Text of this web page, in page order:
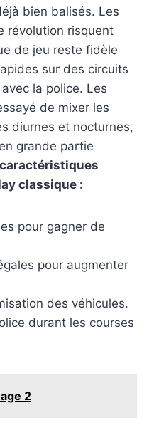
bien balisés. Les
révolution risquent
de jeu reste fidèle
sur des circuits
la police. Les
de mixer les
diurnes et nocturnes,
grande partie
classique :
pour gagner de
pour augmenter
des véhicules.
durant les courses
2